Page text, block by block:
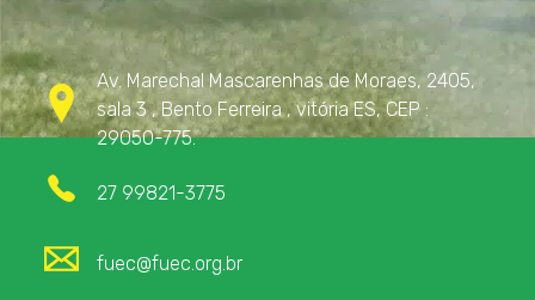
Av. Marechal Mascarenhas de Moraes, 2405,
sala 3 , Bento Ferreira , vitória ES, CEP :
29050-775.
27 99821-3775
fuec@fuec.org.br